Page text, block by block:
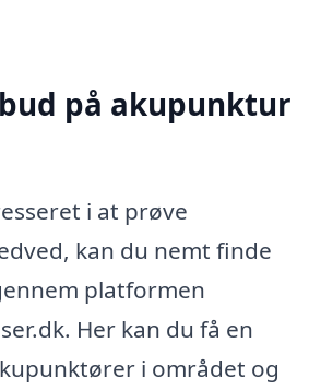
på akupunktur
i at prøve
kan du nemt finde
platformen
Her kan du få en
i området og